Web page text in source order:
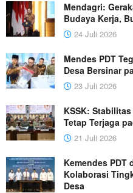
Mendagri:
Budaya Kerja,
24 Juli 2026
Mendes PDT
Desa Bersinar
23 Juli 2026
KSSK:
Tetap Terjaga
21 Juli 2026
Kemendes PDT
Kolaborasi
Desa